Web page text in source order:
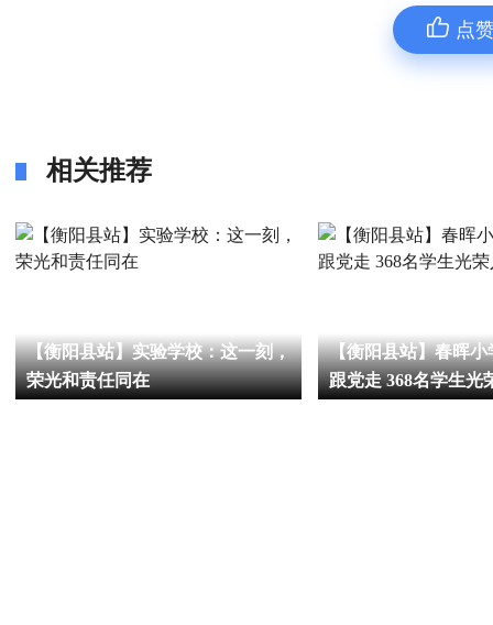
点
相关推荐
【衡阳县站】实验学校：这一刻，
荣光和责任同在
【衡阳县站】春晖小
跟党走 368名学生光